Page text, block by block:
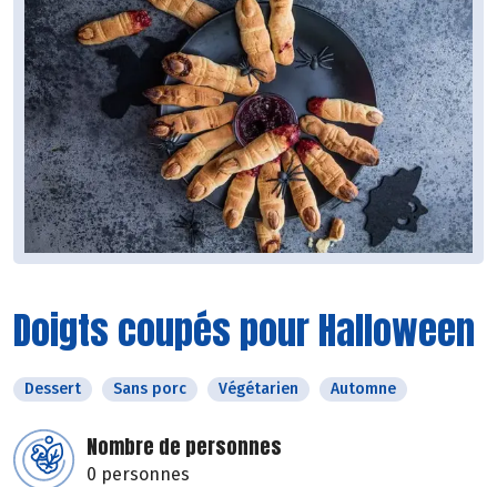
Doigts coupés pour Halloween
Dessert Sans porc Végétarien Automne
Nombre de personnes
0 personnes